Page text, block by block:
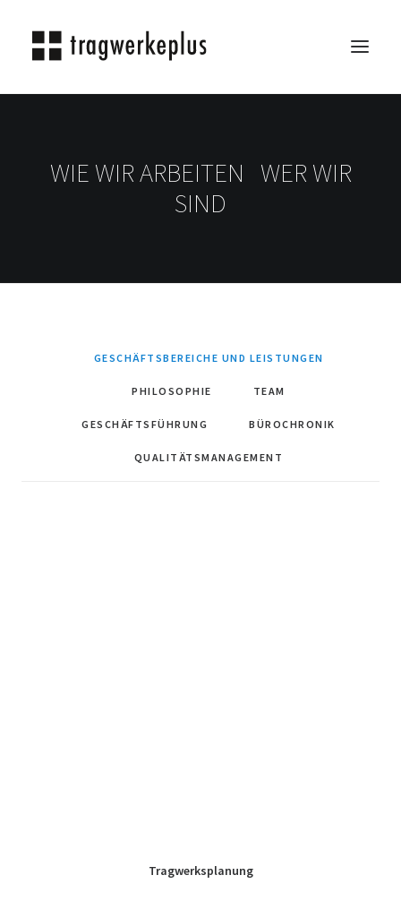
BLOG
KONTAKT
WIE WIR ARBEITEN WER WIR
SIND
GESCHÄFTSBEREICHE UND LEISTUNGEN
PHILOSOPHIE TEAM
GESCHÄFTSFÜHRUNG BÜROCHRONIK
QUALITÄTSMANAGEMENT
Tragwerksplanung